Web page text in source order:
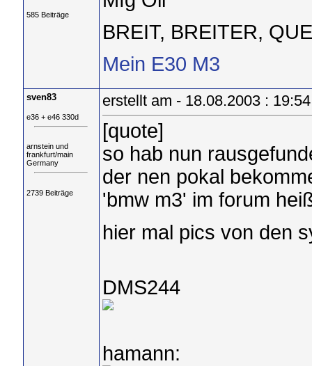
585 Beiträge
BREIT, BREITER,
Mein E30 M3
sven83
e36 + e46 330d
arnstein und
frankfurt/main
Germany
2739 Beiträge
erstellt am - 18.08.2003 :
[quote]
so hab nun
der nen pokal
'bmw m3' im forum
hier mal pics von den
DMS244
hamann: